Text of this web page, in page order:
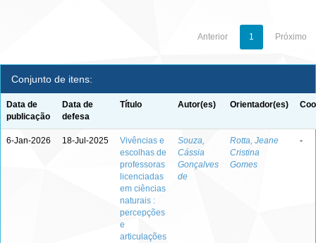
Anterior 1 Próximo
Conjunto de itens:
Data de
publicação
Data de
defesa
Título Autor(es) Orientador(es)
6-Jan-2026 18-Jul-2025
Vivências e
escolhas de
professoras
licenciadas
em ciências
naturais :
percepções
e
articulações
Souza,
Cássia
Gonçalves
de
Rotta, Jeane
Cristina
Gomes
-